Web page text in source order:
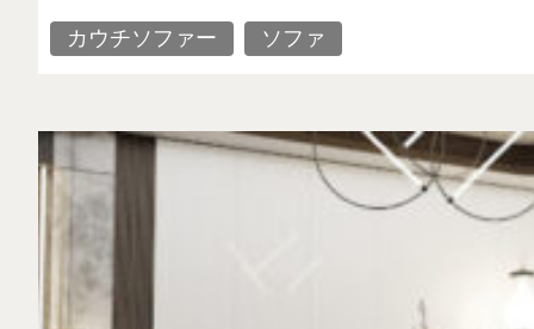
カウチソファー ソファ